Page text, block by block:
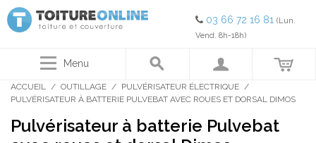
03 66 72 16 81 (Lun.
Vend. 8h-18h)
Menu
ACCUEIL / OUTILLAGE / PULVÉRISATEUR ÉLECTRIQUE /
PULVÉRISATEUR À BATTERIE PULVEBAT AVEC ROUES ET DORSAL DIMOS
Pulvérisateur à batterie Pulvebat